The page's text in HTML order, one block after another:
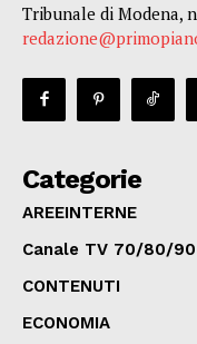
Tribunale di Modena,
Categorie
AREEINTERNE
Canale TV 70/80/90
CONTENUTI
ECONOMIA